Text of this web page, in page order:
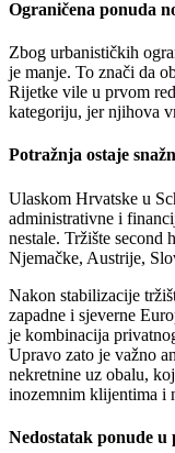
Ograničena ponuda
Zbog urbanističkih
je manje. To znači da
Rijetke vile u prvom
kategoriju, jer njihova
Potražnja ostaje
Ulaskom Hrvatske u
administrativne i
nestale. Tržište second
Njemačke, Austrije,
Nakon stabilizacije
zapadne i sjeverne
je kombinacija
Upravo zato je važno
nekretnine uz obalu,
inozemnim klijentima i
Nedostatak ponude